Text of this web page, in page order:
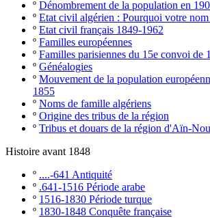
º Dénombrement de la population en
º Etat civil algérien : Pourquoi votre
º Etat civil français 1849-1962
º Familles européennes
º Familles parisiennes du 15e convoi de
º Généalogies
º Mouvement de la population
1855
º Noms de famille algériens
º Origine des tribus de la région
º Tribus et douars de la région d'Aïn-
Histoire avant 1848
º ....-641 Antiquité
º .641-1516 Période arabe
º 1516-1830 Période turque
º 1830-1848 Conquête française